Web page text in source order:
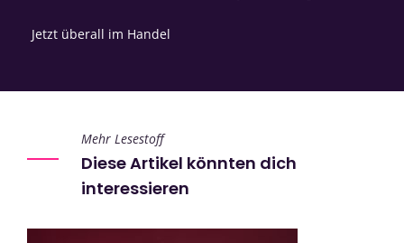
Jetzt überall im Handel
Mehr Lesestoff
Diese Artikel könnten dich
interessieren